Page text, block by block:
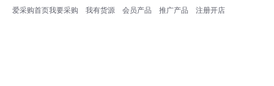
爱采购首页我要采购 我有货源 会员产品 推广产品 注册开店